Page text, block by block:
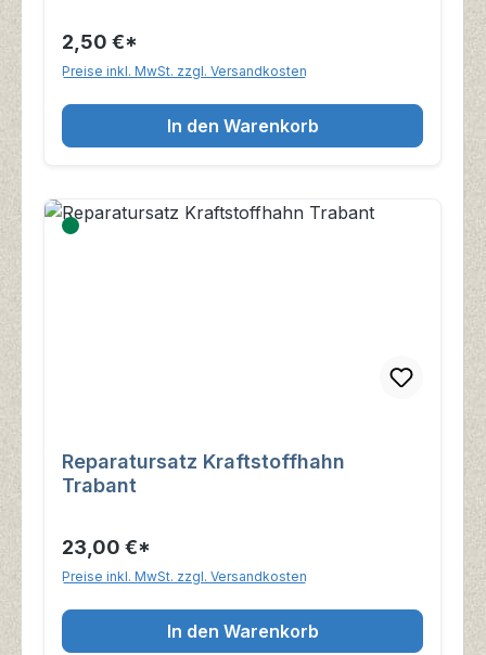
2,50 €*
Preise inkl. MwSt. zzgl. Versandkosten
In den Warenkorb
Reparatursatz Kraftstoffhahn
Trabant
23,00 €*
Preise inkl. MwSt. zzgl. Versandkosten
In den Warenkorb